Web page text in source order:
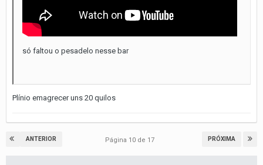
só faltou o pesadelo nesse bar
Plínio emagrecer uns 20 quilos
ANTERIOR PRÓXIMA
Página 10 de 17